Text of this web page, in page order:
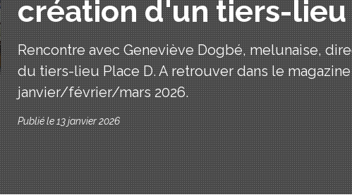
création d'un tiers-lieu
Rencontre avec Geneviève Dogbé, melunaise,
du tiers-lieu Place D. A retrouver dans le
janvier/février/mars 2026.
Publié le 13 janvier 2026